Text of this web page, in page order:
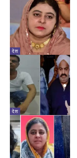
देश
देश